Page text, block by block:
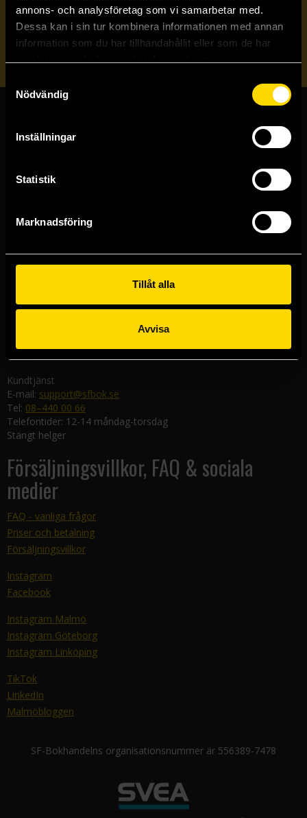
annons- och analysföretag som vi samarbetar med.
Dessa kan i sin tur kombinera informationen med annan
information som du har tillhandahållit eller som de har
Nödvändig
Inställningar
Statistik
Marknadsföring
Tillåt alla
Avvisa
Veckobrevet
Skicka
Butiker & kundtjänst
Västerlånggatan 48
Göteborgsbutiken
Kungsgatan 19
Malmöbutiken
582 19 Linköping
Kundtjänst
E-mail: support@sfbok.se
Tel: 08–440 00 66
Telefontider: 12-14 måndag-torsdag
Stängt helger
Försäljningsvillkor, FAQ & sociala
medier
FAQ - vanliga frågor
Priser och betalning
Försäljningsvillkor
Instagram
Facebook
Instagram Malmö
Instagram Göteborg
Instagram Linköping
TikTok
LinkedIn
Malmöbloggen
SF-Bokhandelns organisationsnummer är 556389-7478